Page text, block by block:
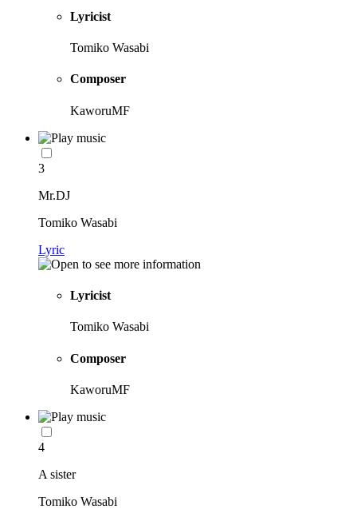
Lyricist
Tomiko Wasabi
Composer
KaworuMF
3
Mr.DJ
Tomiko Wasabi
Lyric
Lyricist
Tomiko Wasabi
Composer
KaworuMF
4
A sister
Tomiko Wasabi